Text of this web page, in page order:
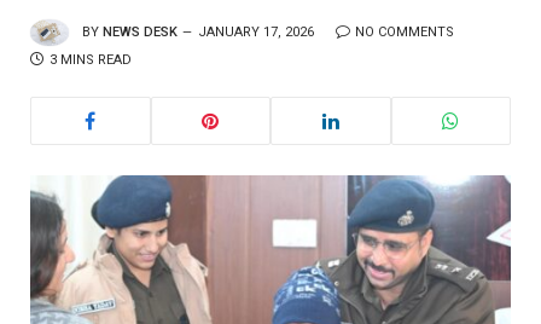
BY NEWS DESK JANUARY 17, 2026
NO COMMENTS
3 MINS READ